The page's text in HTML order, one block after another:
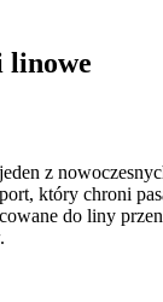
linowe
z
który chroni
do liny